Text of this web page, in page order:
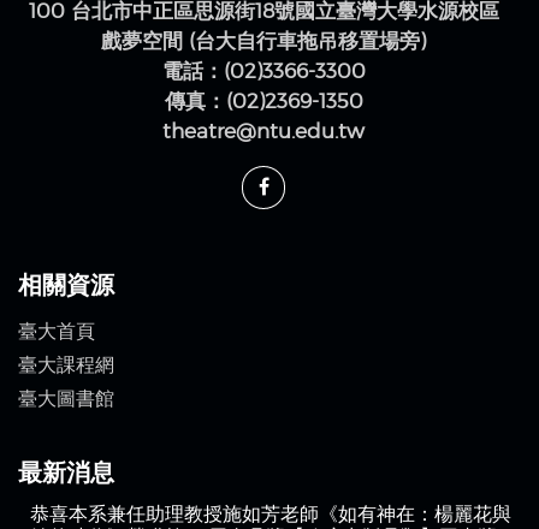
100 台北市中正區思源街18號國立臺灣大學水源校區
戲夢空間 (台大自行車拖吊移置場旁)
電話：(02)3366-3300
傳真：(02)2369-1350
theatre@ntu.edu.tw
相關資源
臺大首頁
臺大課程網
臺大圖書館
最新消息
恭喜本系兼任助理教授施如芳老師《如有神在：楊麗花與